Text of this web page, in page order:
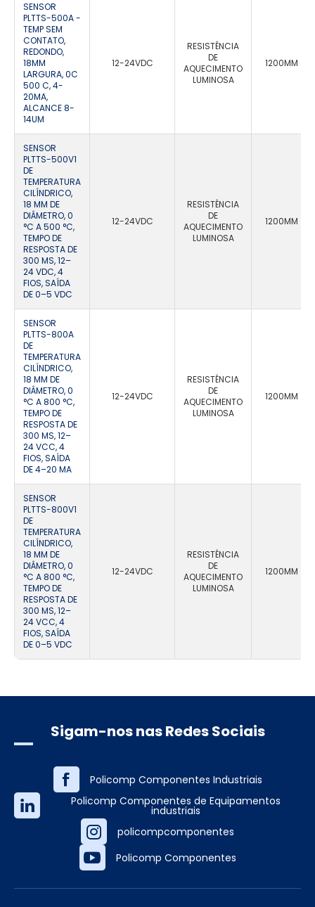
SENSOR
PLTTS-500A -
TEMP SEM
CONTATO,
REDONDO,
18MM
LARGURA, 0C
500 C, 4-
20MA,
ALCANCE 8-
14UM
12-24VDC
RESISTÊNCIA
DE
AQUECIMENTO
LUMINOSA
1200MM
SENSOR
PLTTS-500V1
DE
TEMPERATURA
CILÍNDRICO,
18 MM DE
DIÂMETRO, 0
°C A 500 °C,
TEMPO DE
RESPOSTA DE
300 MS, 12–
24 VDC, 4
FIOS, SAÍDA
DE 0–5 VDC
12-24VDC
RESISTÊNCIA
DE
AQUECIMENTO
LUMINOSA
1200MM
SENSOR
PLTTS-800A
DE
TEMPERATURA
CILÍNDRICO,
18 MM DE
DIÂMETRO, 0
°C A 800 °C,
TEMPO DE
RESPOSTA DE
300 MS, 12–
24 VCC, 4
FIOS, SAÍDA
DE 4–20 MA
12-24VDC
RESISTÊNCIA
DE
AQUECIMENTO
LUMINOSA
1200MM
SENSOR
PLTTS-800V1
DE
TEMPERATURA
CILÍNDRICO,
18 MM DE
DIÂMETRO, 0
°C A 800 °C,
TEMPO DE
RESPOSTA DE
300 MS, 12–
24 VCC, 4
FIOS, SAÍDA
DE 0–5 VDC
12-24VDC
RESISTÊNCIA
DE
AQUECIMENTO
LUMINOSA
1200MM
Sigam-nos nas Redes Sociais